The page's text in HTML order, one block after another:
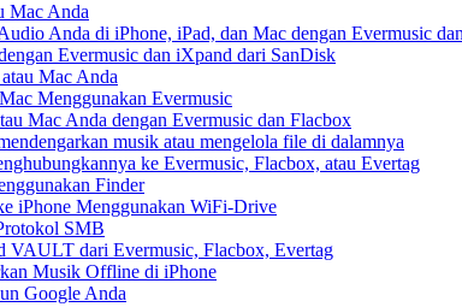
Mac Anda
Anda di iPhone, iPad, dan Mac dengan Evermusic
Evermusic dan iXpand dari SanDisk
Mac Anda
Menggunakan Evermusic
Mac Anda dengan Evermusic dan Flacbox
musik atau mengelola file di dalamnya
ke Evermusic, Flacbox, atau Evertag
Finder
iPhone Menggunakan WiFi-Drive
SMB
VAULT dari Evermusic, Flacbox, Evertag
Musik Offline di iPhone
Google Anda